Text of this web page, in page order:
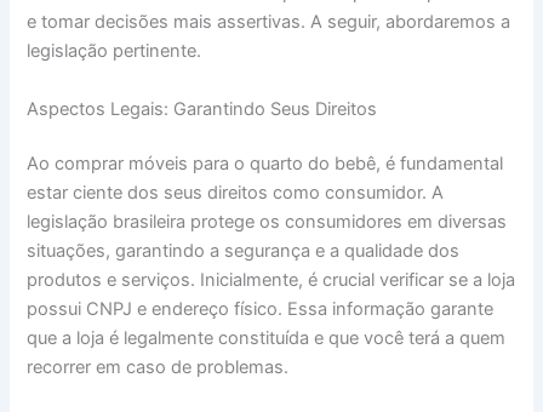
e tomar decisões mais assertivas. A seguir, abordaremos a
legislação pertinente.
Aspectos Legais: Garantindo Seus Direitos
Ao comprar móveis para o quarto do bebê, é fundamental
estar ciente dos seus direitos como consumidor. A
legislação brasileira protege os consumidores em diversas
situações, garantindo a segurança e a qualidade dos
produtos e serviços. Inicialmente, é crucial verificar se a loja
possui CNPJ e endereço físico. Essa informação garante
que a loja é legalmente constituída e que você terá a quem
recorrer em caso de problemas.